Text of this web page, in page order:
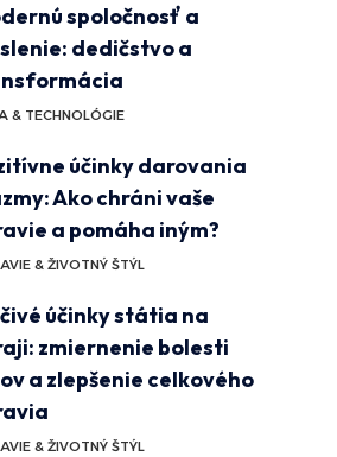
spoločnosť a
dedičstvo a
& TECHNOLÓGIE
účinky darovania
Ako chráni vaše
a pomáha iným?
& ŽIVOTNÝ ŠTÝL
účinky státia na
zmiernenie bolesti
a zlepšenie celkového
& ŽIVOTNÝ ŠTÝL